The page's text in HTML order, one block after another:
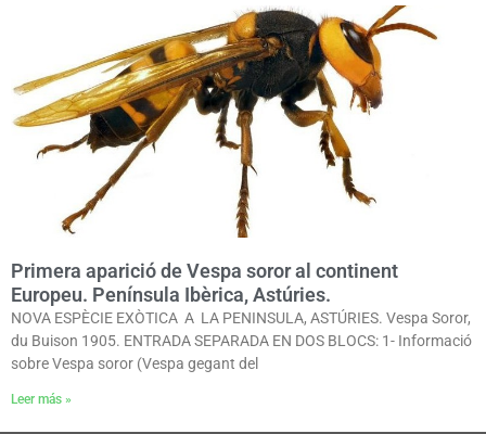
Primera aparició de Vespa soror al continent
Europeu. Península Ibèrica, Astúries.
NOVA ESPÈCIE EXÒTICA A LA PENINSULA, ASTÚRIES. Vespa Soror,
du Buison 1905. ENTRADA SEPARADA EN DOS BLOCS: 1- Informació
sobre Vespa soror (Vespa gegant del
Leer más »